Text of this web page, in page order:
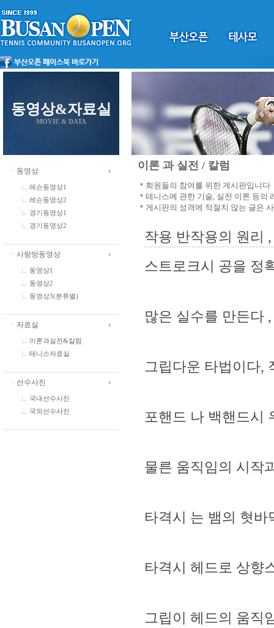
동영상&자료실
MOVIE & DATA
ㆍ동영상
레슨동영상1
레슨동영상2
경기동영상1
경기동영상2
ㆍ사랑방동영상
동영상1
동영상2
동영상3(분류별)
ㆍ자료실
이론과실전&칼럼
테니스자료실
ㆍ선수사진
국내선수사진
국외선수사진
이론 과 실전 / 칼럼
＊회원들의 참여를 위한 게시판입니다
＊테니스에 관한 기술, 실전 이론 등의
＊게시판의 성격에 적절치 않는 글은
작용 반작용의 원리
스트로크시 공을 정
많은 실수를 만든다
그립다운 타법이다,
포핸드 나 백핸드시
물른 움직임의 시작
타격시 는 뱀의 혓
타격시 헤드로 상향
그립이 헤드의 움직